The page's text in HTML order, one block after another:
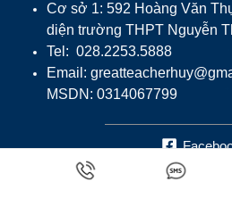
Cơ sở 1: 592 Hoàng Văn
diện trường THPT Nguyễn
Tel: 028.2253.5888
Email:
MSDN: 0314067799